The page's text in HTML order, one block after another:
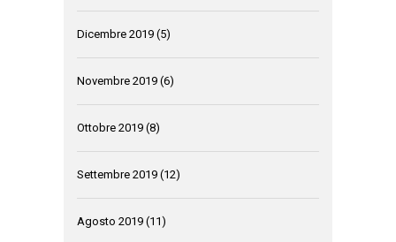
Dicembre 2019 (5)
Novembre 2019 (6)
Ottobre 2019 (8)
Settembre 2019 (12)
Agosto 2019 (11)